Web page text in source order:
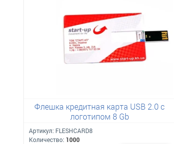
Флешка кредитная карта USB 2.0 с
логотипом 8 Gb
Артикул: FLESHCARD8
Количество: 1000